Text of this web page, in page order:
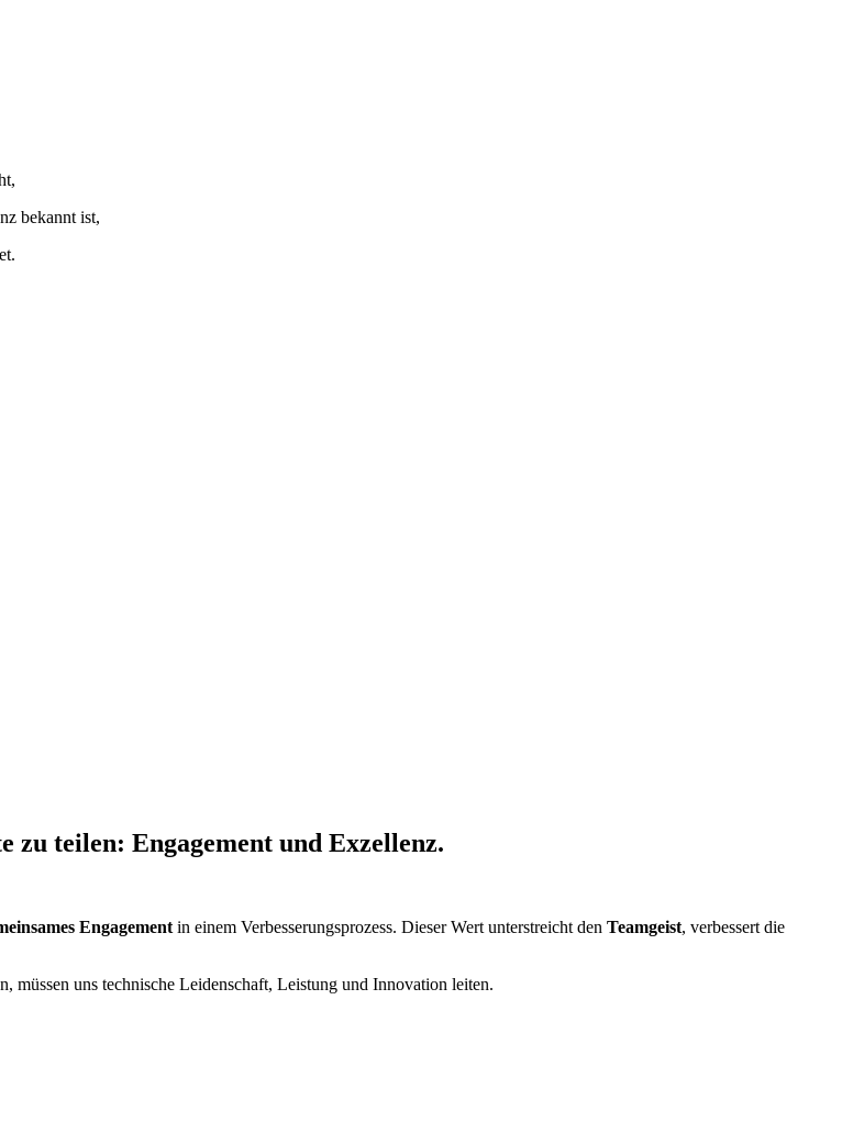
bekannt ist,
zu teilen: Engagement und Exzellenz.
Engagement in einem Verbesserungsprozess. Dieser Wert unterstreicht den Teamgeist, verbessert die
müssen uns technische Leidenschaft, Leistung und Innovation leiten.